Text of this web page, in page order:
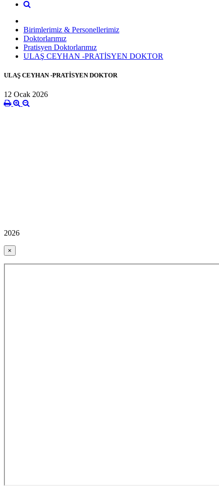
Birimlerimiz & Personellerimiz
Doktorlarımız
Pratisyen Doktorlarımız
ULAŞ CEYHAN -PRATİSYEN DOKTOR
ULAŞ CEYHAN -PRATİSYEN DOKTOR
12 Ocak 2026
2026
×